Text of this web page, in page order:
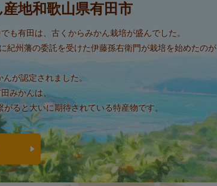
産地和歌山県有田市
も有田は、古くからみかん栽培が盛んでした。
紀州藩の委託を受けた伊藤孫右衛門が栽培を始めたのが
が認定されました。
みかんは、
ると大いに期待されている特産物です。